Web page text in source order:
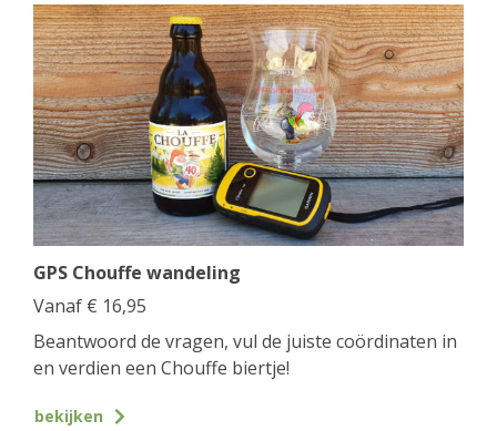
GPS Chouffe wandeling
Vanaf € 16,95
Beantwoord de vragen, vul de juiste coördinaten in
en verdien een Chouffe biertje!
bekijken